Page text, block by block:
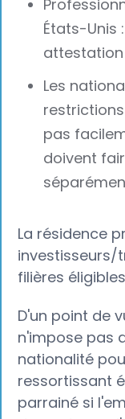
États-Unis
Les
pas
doivent
La résidence
investisseurs/
filières
D'un point de
n'impose pas
nationalité
ressortissant
parrainé si